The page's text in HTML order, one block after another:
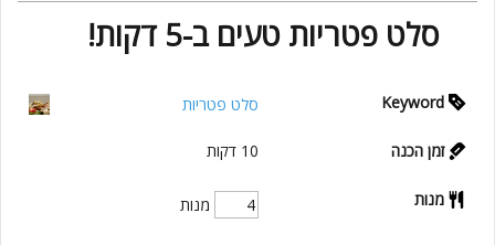
סלט פטריות טעים ב-5 דקות!
Keyword סלט פטריות
זמן הכנה 10 דקות
מנות מנות